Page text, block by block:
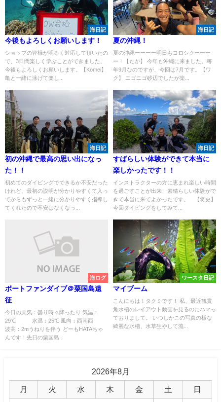
海日記
今後もよろしくお願いします！
ショップの皆様が明るく対応して頂いたの
で、3日間楽しく学ぶことができました。
今後もよろしくお願いします。【Komei】
亀と一緒に泳げて楽し...
海日記
夏の沖縄！
夏の沖縄ーーーー明日もヨロシクーーー
ー！【たか】 今年も沖縄に来ました。毎
年9月なのですが、今回は7月です。【ワ
ク】 ニゴニゴ砂辺でしたが楽...
海日記
初の沖縄で最高の思い出になっ
た！！
初めてのダイビングでできるか不安だった
けれど、最初の説明が分かりやすくて入っ
てからもずっと一緒に分かりやすく指導し
てくれたので不安はなくなっ...
海日記
すばらしい体験ができて本当に
楽しかったです！！
インストラクターの方に恵まれ楽しい時間
を過ごすことが出来、素晴らしい体験がで
きて本当に来てよかったです。 【将史】
今回ダイビングをしてみて...
海ログ
ボートファンダイブ＠粟国島遠
征
今日の天気：曇り時々降ったり 気温：
29℃ 水温：25℃ 風向：西南西
波高：2mうねりを伴う どーもHATAちゃ
んです！先日の粟国島...
ワースタ日記
マイブーム
こんにちは！タクミです！ 私、最近観賞
魚水槽のレイアウト動画を見るのにハマっ
ておりまして。 いつしかこの写真の様な
綺麗な水槽、水草生やして流...
2026年8月
月 火 水 木 金 土 日